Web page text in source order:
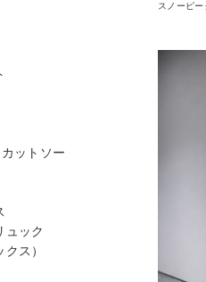
ットソー
ュック
ス）
スノーピー